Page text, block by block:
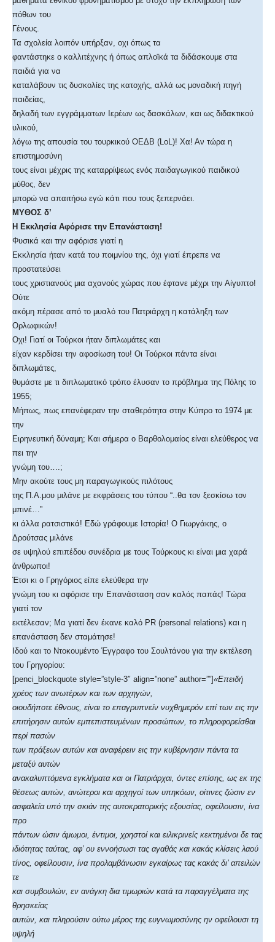
πόθων του
Γένους.
Τα σχολεία λοιπόν υπήρξαν, οχι όπως τα
φαντάστηκε ο καλλιτέχνης ή όπως απλοϊκά τα διδάσκουμε στα
παιδιά για να
καταλάβουν τις δυσκολίες της κατοχής, αλλά ως μοναδική πηγή
παιδείας,
δηλαδή των εγγράμματων Ιερέων ως δασκάλων, και ως διδακτικού
υλικού,
λόγω της απουσία του τουρκικού ΟΕΔΒ (LoL)! Χα! Αν τώρα η
επιστημοσύνη
τους είναι μέχρις της καταρρίψεως ενός παιδαγωγικού παιδικού
μύθος, δεν
μπορώ να απαιτήσω εγώ κάτι που τους ξεπερνάει.
ΜΥΘΟΣ δ’
Η Εκκλησία Αφόρισε την Επανάσταση!
Φυσικά και την αφόρισε γιατί η
Εκκλησία ήταν κατά του ποιμνίου της, όχι γιατί έπρεπε να
προστατεύσει
τους χριστιανούς μια αχανούς χώρας που έφτανε μέχρι την Αίγυπτο!
Ούτε
ακόμη πέρασε από το μυαλό του Πατριάρχη η κατάληξη των
Ορλωφικών!
Οχι! Γιατί οι Τούρκοι ήταν διπλωμάτες και
είχαν κερδίσει την αφοσίωση του! Οι Τούρκοι πάντα είναι
διπλωμάτες,
θυμάστε με τι διπλωματικό τρόπο έλυσαν το πρόβλημα της Πόλης το
1955;
Μήπως, πως επανέφεραν την σταθερότητα στην Κύπρο το 1974 με
την
Ειρηνευτική δύναμη; Και σήμερα ο Βαρθολομαίος είναι ελεύθερος να
πει την
γνώμη του….;
Μην ακούτε τους μη παραγωγικούς πιλότους
της Π.Α.μου μιλάνε με εκφράσεις του τύπου “..θα τον ξεσκίσω τον
μπινέ…”
κι άλλα ρατσιστικά! Εδώ γράφουμε Ιστορία! Ο Γιωργάκης, ο
Δρούτσας μιλάνε
σε υψηλού επιπέδου συνέδρια με τους Τούρκους κι είναι μια χαρά
άνθρωποι!
Έτσι κι ο Γρηγόριος είπε ελεύθερα την
γνώμη του κι αφόρισε την Επανάσταση σαν καλός παπάς! Τώρα
γιατί τον
εκτέλεσαν; Μα γιατί δεν έκανε καλό PR (personal relations) και η
επανάσταση δεν σταμάτησε!
Ιδού και το Ντοκουμέντο Έγγραφο του Σουλτάνου για την εκτέλεση
του Γρηγορίου:
[penci_blockquote style=”style-3″ align=”none” author=””]«Επειδή
χρέος των ανωτέρων και των αρχηγών,
οιουδήποτε έθνους, είναι το επαγρυπνείν νυχθημερόν επί των εις την
επιτήρησιν αυτών εμπεπιστευμένων προσώπων, το πληροφορείσθαι
περί πασών
των πράξεων αυτών και αναφέρειν εις την κυβέρνησιν πάντα τα
μεταξύ αυτών
ανακαλυπτόμενα εγκλήματα και οι Πατριάρχαι, όντες επίσης, ως εκ της
θέσεως αυτών, ανώτεροι και αρχηγοί των υπηκόων, οίτινες ζώσιν εν
ασφαλεία υπό την σκιάν της αυτοκρατορικής εξουσίας, οφείλουσιν, ίνα
προ
πάντων ώσιν άμωμοι, έντιμοι, χρηστοί και ειλικρινείς κεκτημένοι δε τας
ιδιότητας ταύτας, αφ’ ου εννοήσωσι τας αγαθάς και κακάς κλίσεις λαού
τίνος, οφείλουσιν, ίνα προλαμβάνωσιν εγκαίρως τας κακάς δι’ απειλών
τε
και συμβουλών, εν ανάγκη δια τιμωριών κατά τα παραγγέλματα της
θρησκείας
αυτών, και πληρούσιν ούτω μέρος της ευγνωμοσύνης ην οφείλουσι τη
υψηλή